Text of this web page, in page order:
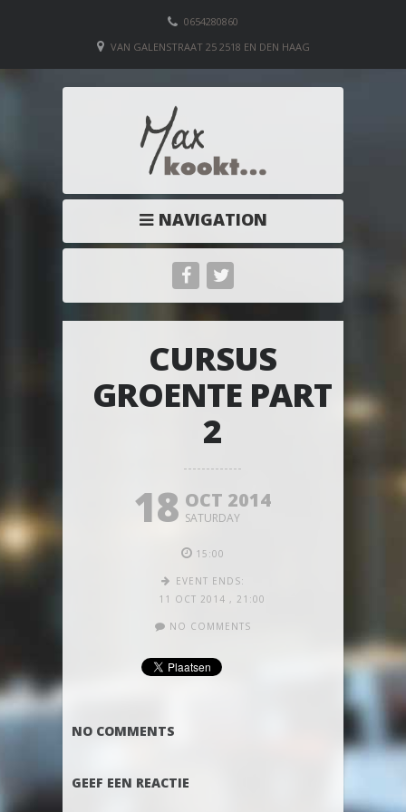
0654280860
VAN GALENSTRAAT 25 2518 EN DEN HAAG
NAVIGATION
CURSUS
GROENTE PART
2
18 OCT 2014
SATURDAY
15:00
EVENT ENDS:
11 OCT 2014 , 21:00
NO COMMENTS
NO COMMENTS
GEEF EEN REACTIE